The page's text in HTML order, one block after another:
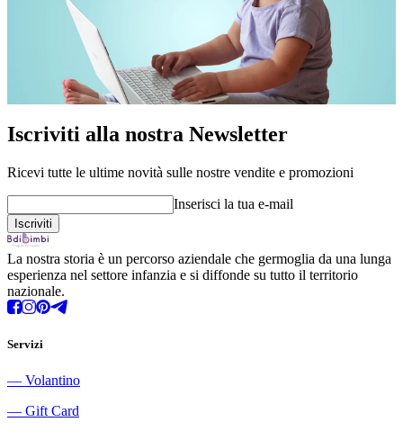
Iscriviti alla nostra Newsletter
Ricevi tutte le ultime novità sulle nostre vendite e promozioni
Inserisci la tua e-mail
La nostra storia è un percorso aziendale che germoglia da una lunga
esperienza nel settore infanzia e si diffonde su tutto il territorio
nazionale.
Servizi
― Volantino
― Gift Card